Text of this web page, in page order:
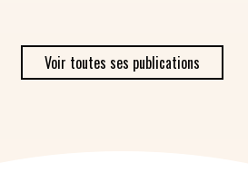
Voir toutes ses publications